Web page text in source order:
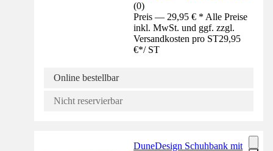
(0)
Preis — 29,95 € * Alle Preise
inkl. MwSt. und ggf. zzgl.
Versandkosten pro ST29,95
€*/ ST
Online bestellbar
Nicht reservierbar
DuneDesign Schuhbank mit